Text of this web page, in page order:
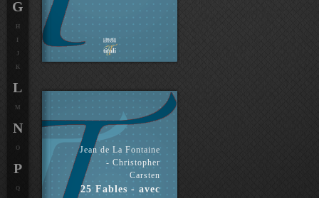
Jean de La Fontaine
- Christopher
Carsten
25 Fables - avec
G
H
J
K
L
M
N
O
P
Q